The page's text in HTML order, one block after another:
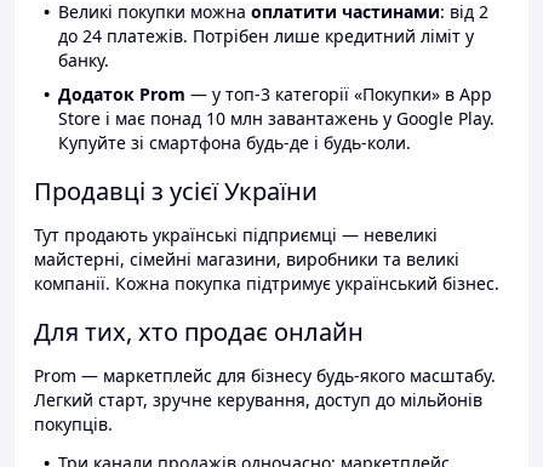
Великі покупки можна оплатити частинами: від 2
до 24 платежів. Потрібен лише кредитний ліміт у
банку.
Додаток Prom — у топ-3 категорії «Покупки» в App
Store і має понад 10 млн завантажень у Google Play.
Купуйте зі смартфона будь-де і будь-коли.
Продавці з усієї України
Тут продають українські підприємці — невеликі
майстерні, сімейні магазини, виробники та великі
компанії. Кожна покупка підтримує український бізнес.
Для тих, хто продає онлайн
Prom — маркетплейс для бізнесу будь-якого масштабу.
Легкий старт, зручне керування, доступ до мільйонів
покупців.